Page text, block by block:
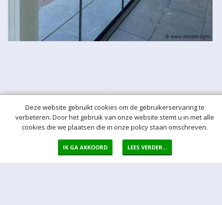
Deze website gebruikt cookies om de gebruikerservaring te
verbeteren. Door het gebruik van onze website stemt u in met alle
cookies die we plaatsen die in onze policy staan omschreven.
IK GA AKKOORD LEES VERDER...